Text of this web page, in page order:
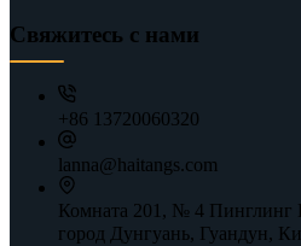
Свяжитесь с нами
+86 13720060320
lanna@haitangs.com
Комната 201, № 4 Пинглинг
город Дунгуань, Гуандун,